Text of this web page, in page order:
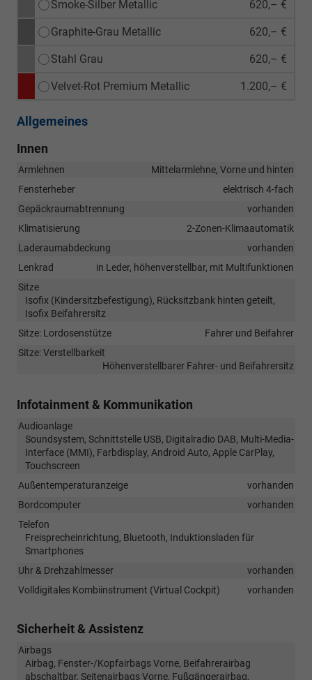
Smoke-Silber Metallic 620,– €
Graphite-Grau Metallic 620,– €
Stahl Grau 620,– €
Velvet-Rot Premium Metallic 1.200,– €
Allgemeines
Innen
Armlehnen
Mittelarmlehne, Vorne und hinten
Fensterheber
elektrisch 4-fach
Gepäckraumabtrennung
vorhanden
Klimatisierung
2-Zonen-Klimaautomatik
Laderaumabdeckung
vorhanden
Lenkrad
in Leder, höhenverstellbar, mit Multifunktionen
Sitze
Isofix (Kindersitzbefestigung), Rücksitzbank hinten geteilt,
Isofix Beifahrersitz
Sitze: Lordosenstütze
Fahrer und Beifahrer
Sitze: Verstellbarkeit
Höhenverstellbarer Fahrer- und Beifahrersitz
Infotainment & Kommunikation
Audioanlage
Soundsystem, Schnittstelle USB, Digitalradio DAB, Multi-Media-
Interface (MMI), Farbdisplay, Android Auto, Apple CarPlay,
Touchscreen
Außentemperaturanzeige
vorhanden
Bordcomputer
vorhanden
Telefon
Freisprecheinrichtung, Bluetooth, Induktionsladen für
Smartphones
Uhr & Drehzahlmesser
vorhanden
Volldigitales Kombiinstrument (Virtual Cockpit)
vorhanden
Sicherheit & Assistenz
Airbags
Airbag, Fenster-/Kopfairbags Vorne, Beifahrerairbag
abschaltbar, Seitenairbags Vorne, Fußgängerairbag,